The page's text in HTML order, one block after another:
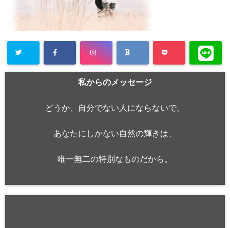
私からのメッセージ
どうか、自分でない人にならないで。
あなたにしかない自然の輝きは、
唯一無二の特別なものだから。